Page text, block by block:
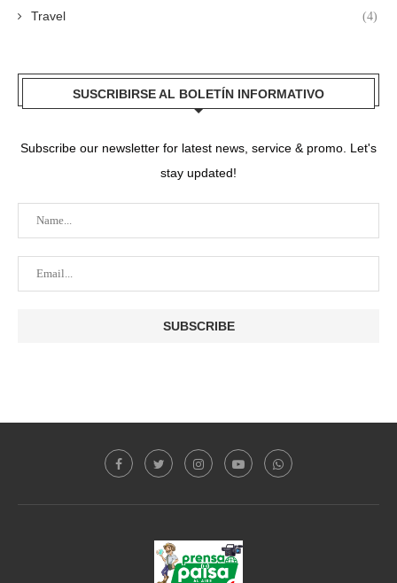
Travel (4)
SUSCRIBIRSE AL BOLETÍN INFORMATIVO
Subscribe our newsletter for latest news, service & promo. Let's
stay updated!